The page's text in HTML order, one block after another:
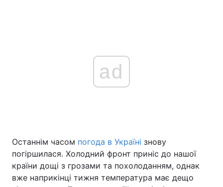
Головна Війна
ad
Останнім часом погода в Україні знову
погіршилася. Холодний фронт приніс до нашої
країни дощі з грозами та похолоданням, однак
вже наприкінці тижня температура має дещо